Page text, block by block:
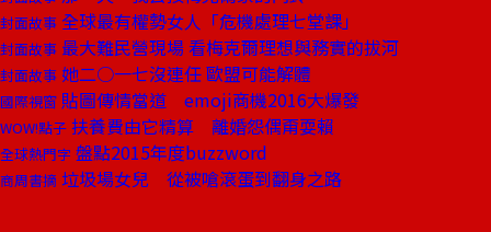
封面故事 全球最有權勢女人「危機處理七堂課」
封面故事 最大難民營現場 看梅克爾理想與務實的拔河
封面故事 她二○一七沒連任 歐盟可能解體
國際視窗 貼圖傳情當道 emoji商機2016大爆發
WOW!點子 扶養費由它精算 離婚怨偶甭耍賴
全球熱門字 盤點2015年度buzzword
商周書摘 垃圾場女兒 從被嗆滾蛋到翻身之路